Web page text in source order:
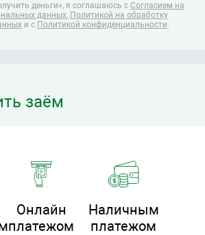
деньги», я соглашаюсь с Согласием на
данных, Политикой на обработку
и с Политикой конфиденциальности.
заём
Онлайн
платежом
Наличным
платежом